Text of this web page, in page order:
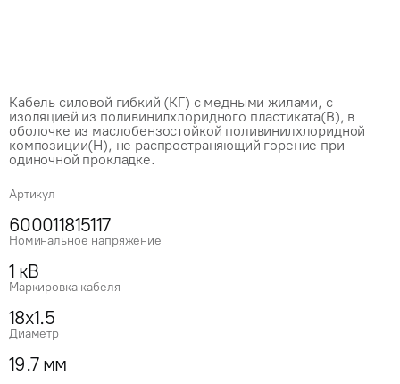
Кабель силовой гибкий (КГ) с медными жилами, с
изоляцией из поливинилхлоридного пластиката(В), в
оболочке из маслобензостойкой поливинилхлоридной
композиции(Н), не распространяющий горение при
одиночной прокладке.
Артикул
600011815117
Номинальное напряжение
1 кВ
Маркировка кабеля
18x1.5
Диаметр
19.7 мм